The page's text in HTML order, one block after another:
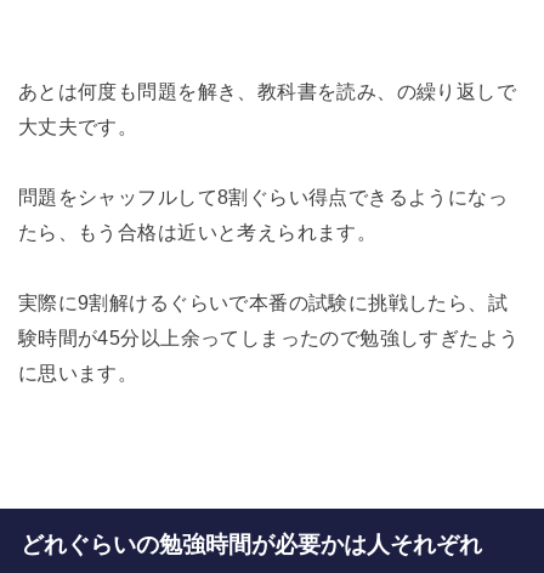
あとは何度も問題を解き、教科書を読み、の繰り返しで
大丈夫です。
問題をシャッフルして8割ぐらい得点できるようになっ
たら、もう合格は近いと考えられます。
実際に9割解けるぐらいで本番の試験に挑戦したら、試
験時間が45分以上余ってしまったので勉強しすぎたよう
に思います。
どれぐらいの勉強時間が必要かは人それぞれ